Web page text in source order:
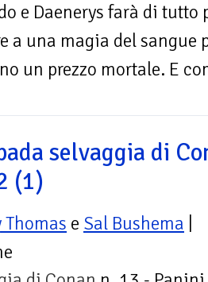
e Daenerys farà di tutto
a una magia del sangue
un prezzo mortale. E
selvaggia di
(1)
Thomas e Sal Bushema